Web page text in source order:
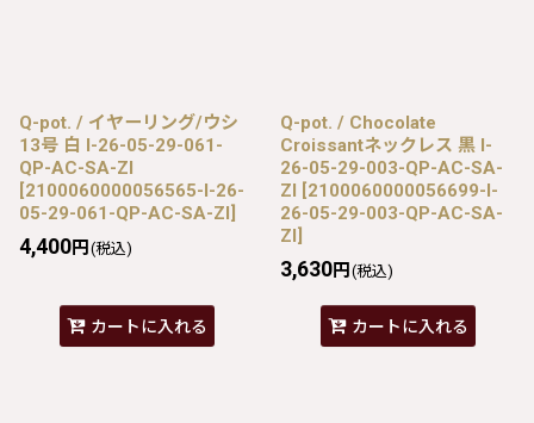
Q-pot. / イヤーリング/ウシ
13号 白 I-26-05-29-061-
QP-AC-SA-ZI
[2100060000056565-I-26-
05-29-061-QP-AC-SA-ZI]
4,400円 (税込)
カートに入れる
Q-pot. / Chocolate
Croissantネックレス 黒 I-
26-05-29-003-QP-AC-SA-
ZI [2100060000056699-I-
26-05-29-003-QP-AC-SA-
ZI]
3,630円 (税込)
カートに入れる